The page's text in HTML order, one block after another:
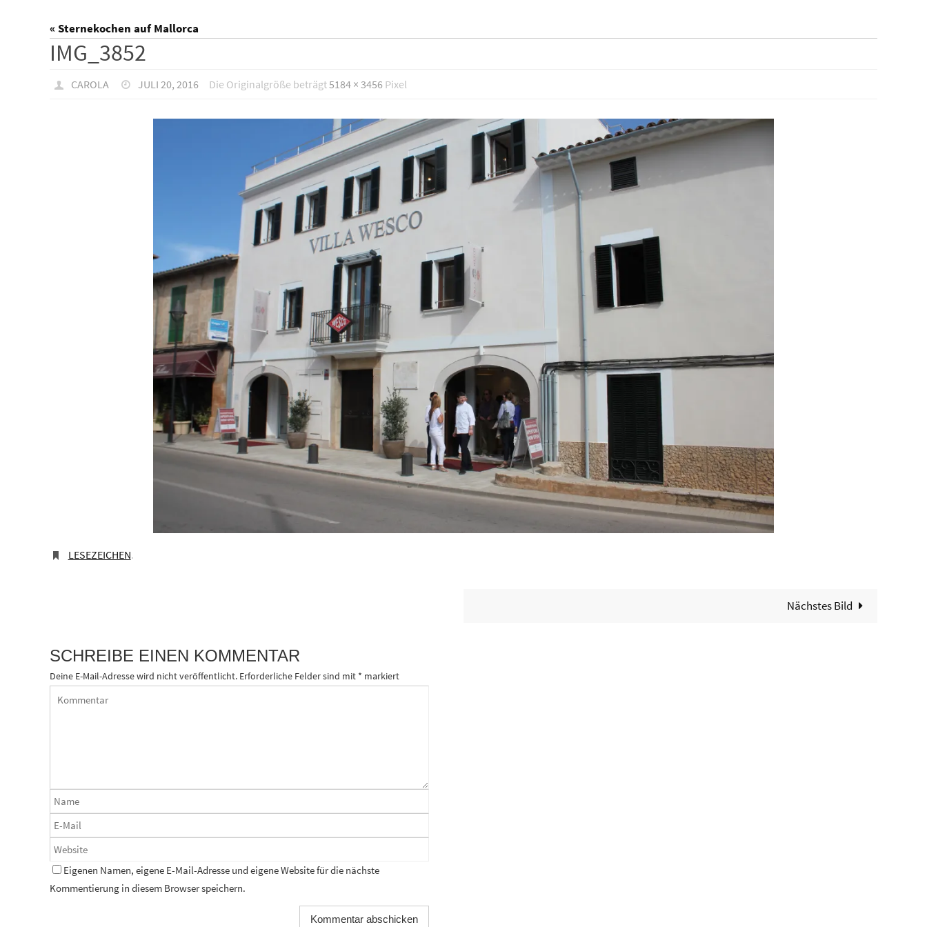
« Sternekochen auf Mallorca
IMG_3852
CAROLA JULI 20, 2016 Die Originalgröße beträgt5184 × 3456 Pixel
LESEZEICHEN.
Nächstes Bild
SCHREIBE EINEN KOMMENTAR
Deine E-Mail-Adresse wird nicht veröffentlicht. Erforderliche Felder sind mit * markiert
Eigenen Namen, eigene E-Mail-Adresse und eigene Website für die nächste
Kommentierung in diesem Browser speichern.